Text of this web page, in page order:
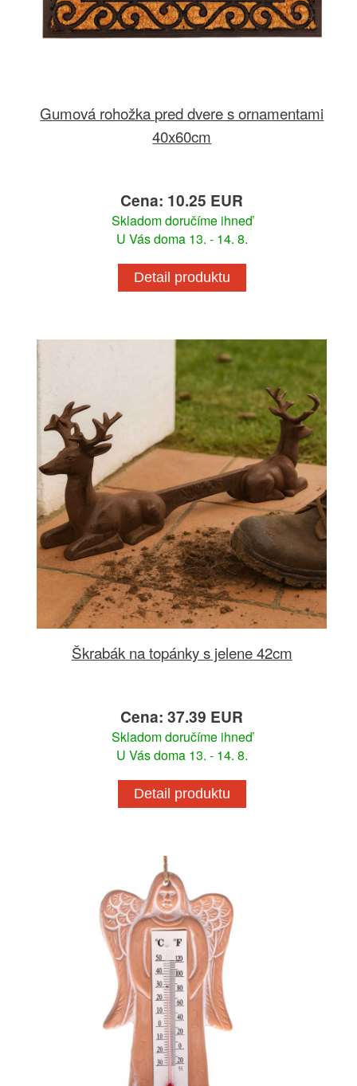
Gumová rohožka pred dvere s ornamentami
40x60cm
Cena: 10.25 EUR
Skladom doručíme ihneď
U Vás doma 13. - 14. 8.
Detail produktu
Škrabák na topánky s jelene 42cm
Cena: 37.39 EUR
Skladom doručíme ihneď
U Vás doma 13. - 14. 8.
Detail produktu